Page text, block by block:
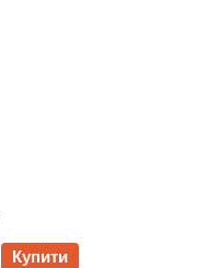
Купити